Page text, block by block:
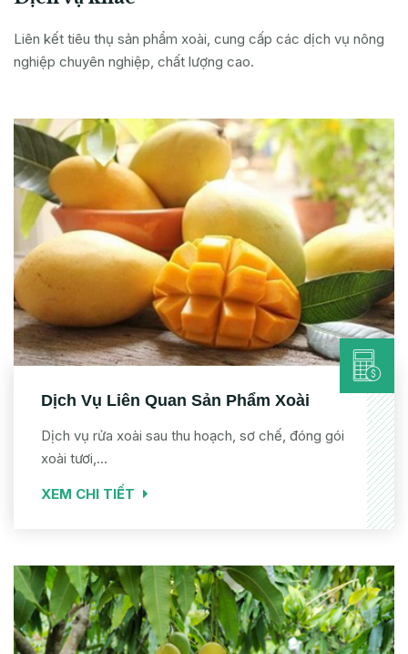
Liên kết tiêu thụ sản phẩm xoài, cung cấp các dịch vụ nông
nghiệp chuyên nghiệp, chất lượng cao.
Dịch Vụ Liên Quan Sản Phẩm Xoài
Dịch vụ rửa xoài sau thu hoạch, sơ chế, đóng gói
xoài tươi,...
XEM CHI TIẾT